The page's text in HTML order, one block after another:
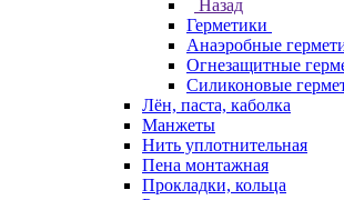
Назад
Герметики
Анаэробные
Огнезащитные
Силиконовые
Лён, паста, каболка
Манжеты
Нить уплотнительная
Пена монтажная
Прокладки, кольца